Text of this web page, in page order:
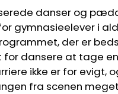
danser og
gymnasieelever i
der er
dansere at tage
ikke er for evigt,
fra scenen